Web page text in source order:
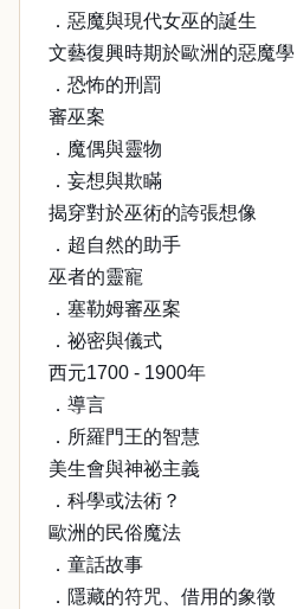
．惡魔與現代女巫的誕生
文藝復興時期於歐洲的惡魔學
．恐怖的刑罰
審巫案
．魔偶與靈物
．妄想與欺瞞
揭穿對於巫術的誇張想像
．超自然的助手
巫者的靈寵
．塞勒姆審巫案
．祕密與儀式
西元1700 - 1900年
．導言
．所羅門王的智慧
美生會與神祕主義
．科學或法術？
歐洲的民俗魔法
．童話故事
．隱藏的符咒、借用的象徵